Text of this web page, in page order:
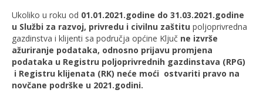
Ukoliko u roku od 01.01.2021.godine do 31.03.2021.godine
u Službi za razvoj, privredu i civilnu zaštitu poljoprivredna
gazdinstva i klijenti sa područja općine Ključ ne izvrše
ažuriranje podataka, odnosno prijavu promjena
podataka u Registru poljoprivrednih gazdinstava (RPG)
i Registru klijenata (RK) neće moći ostvariti pravo na
novčane podrške u 2021.godini.